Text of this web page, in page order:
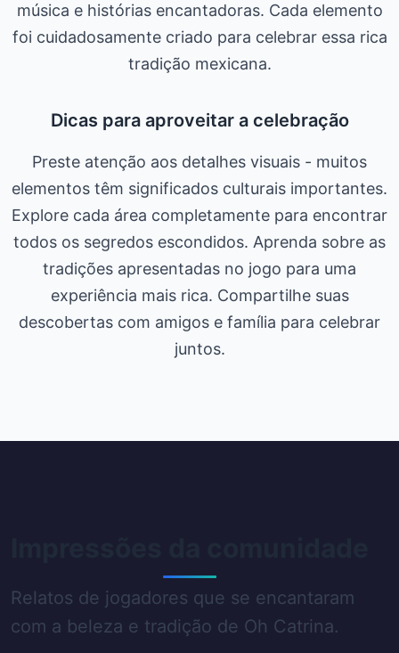
música e histórias encantadoras. Cada elemento
foi cuidadosamente criado para celebrar essa rica
tradição mexicana.
Dicas para aproveitar a celebração
Preste atenção aos detalhes visuais - muitos
elementos têm significados culturais importantes.
Explore cada área completamente para encontrar
todos os segredos escondidos. Aprenda sobre as
tradições apresentadas no jogo para uma
experiência mais rica. Compartilhe suas
descobertas com amigos e família para celebrar
juntos.
Relatos de jogadores que se encantaram
com a beleza e tradição de Oh Catrina.